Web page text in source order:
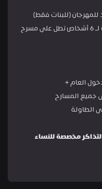
العام +
جميع المسارح